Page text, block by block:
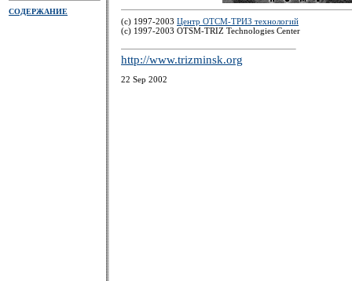
СОДЕРЖАНИЕ
(c) 1997-2003 Центр ОТСМ-ТРИЗ технологий
(с) 1997-2003 OTSM-TRIZ Technologies Center
http://www.trizminsk.org
22 Sep 2002